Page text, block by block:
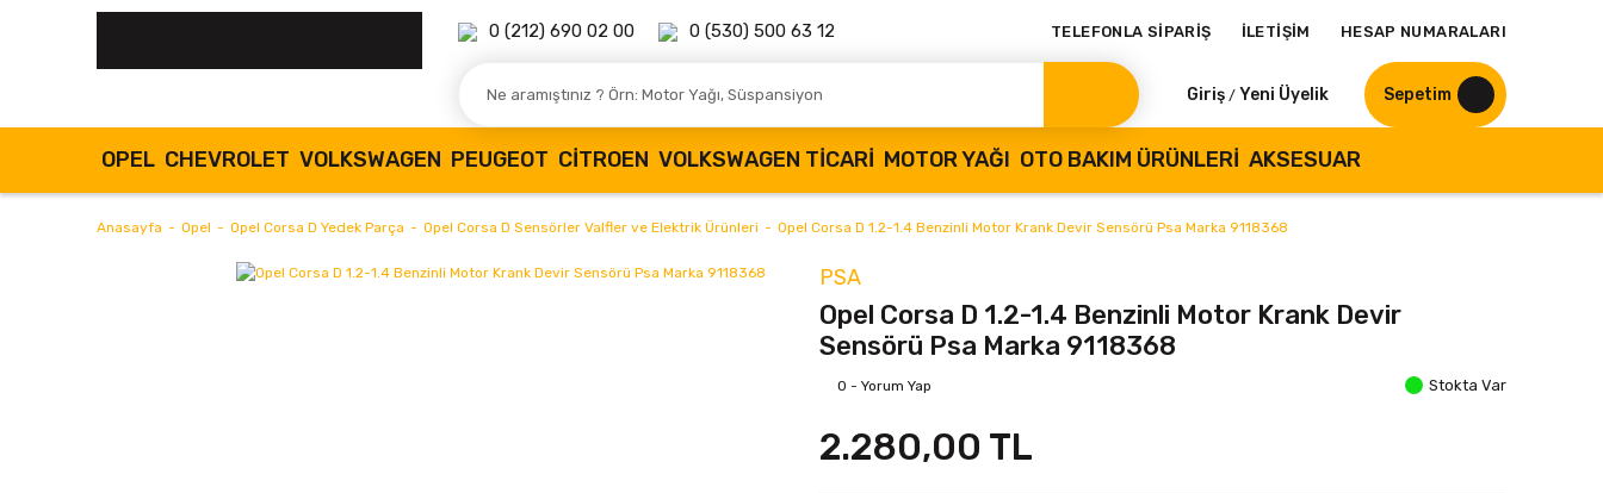
0 (212) 690 02 00 0 (530) 500 63 12 TELEFONLA SİPARİŞ İLETİŞİM HESAP NUMARALARI
Giriş / Yeni Üyelik Sepetim
OPEL CHEVROLET VOLKSWAGEN PEUGEOT CITROEN VOLKSWAGEN TICARI MOTOR YAĞI OTO BAKIM ÜRÜNLERI AKSESUAR
Anasayfa Opel Opel Corsa D Yedek Parça Opel Corsa D Sensörler Valfler ve Elektrik Ürünleri Opel Corsa D 1.2-1.4 Benzinli Motor Krank Devir Sensörü Psa Marka 9118368
PSA
Opel Corsa D 1.2-1.4 Benzinli Motor Krank Devir
Sensörü Psa Marka 9118368
0 - Yorum Yap Stokta Var
2.280,00 TL